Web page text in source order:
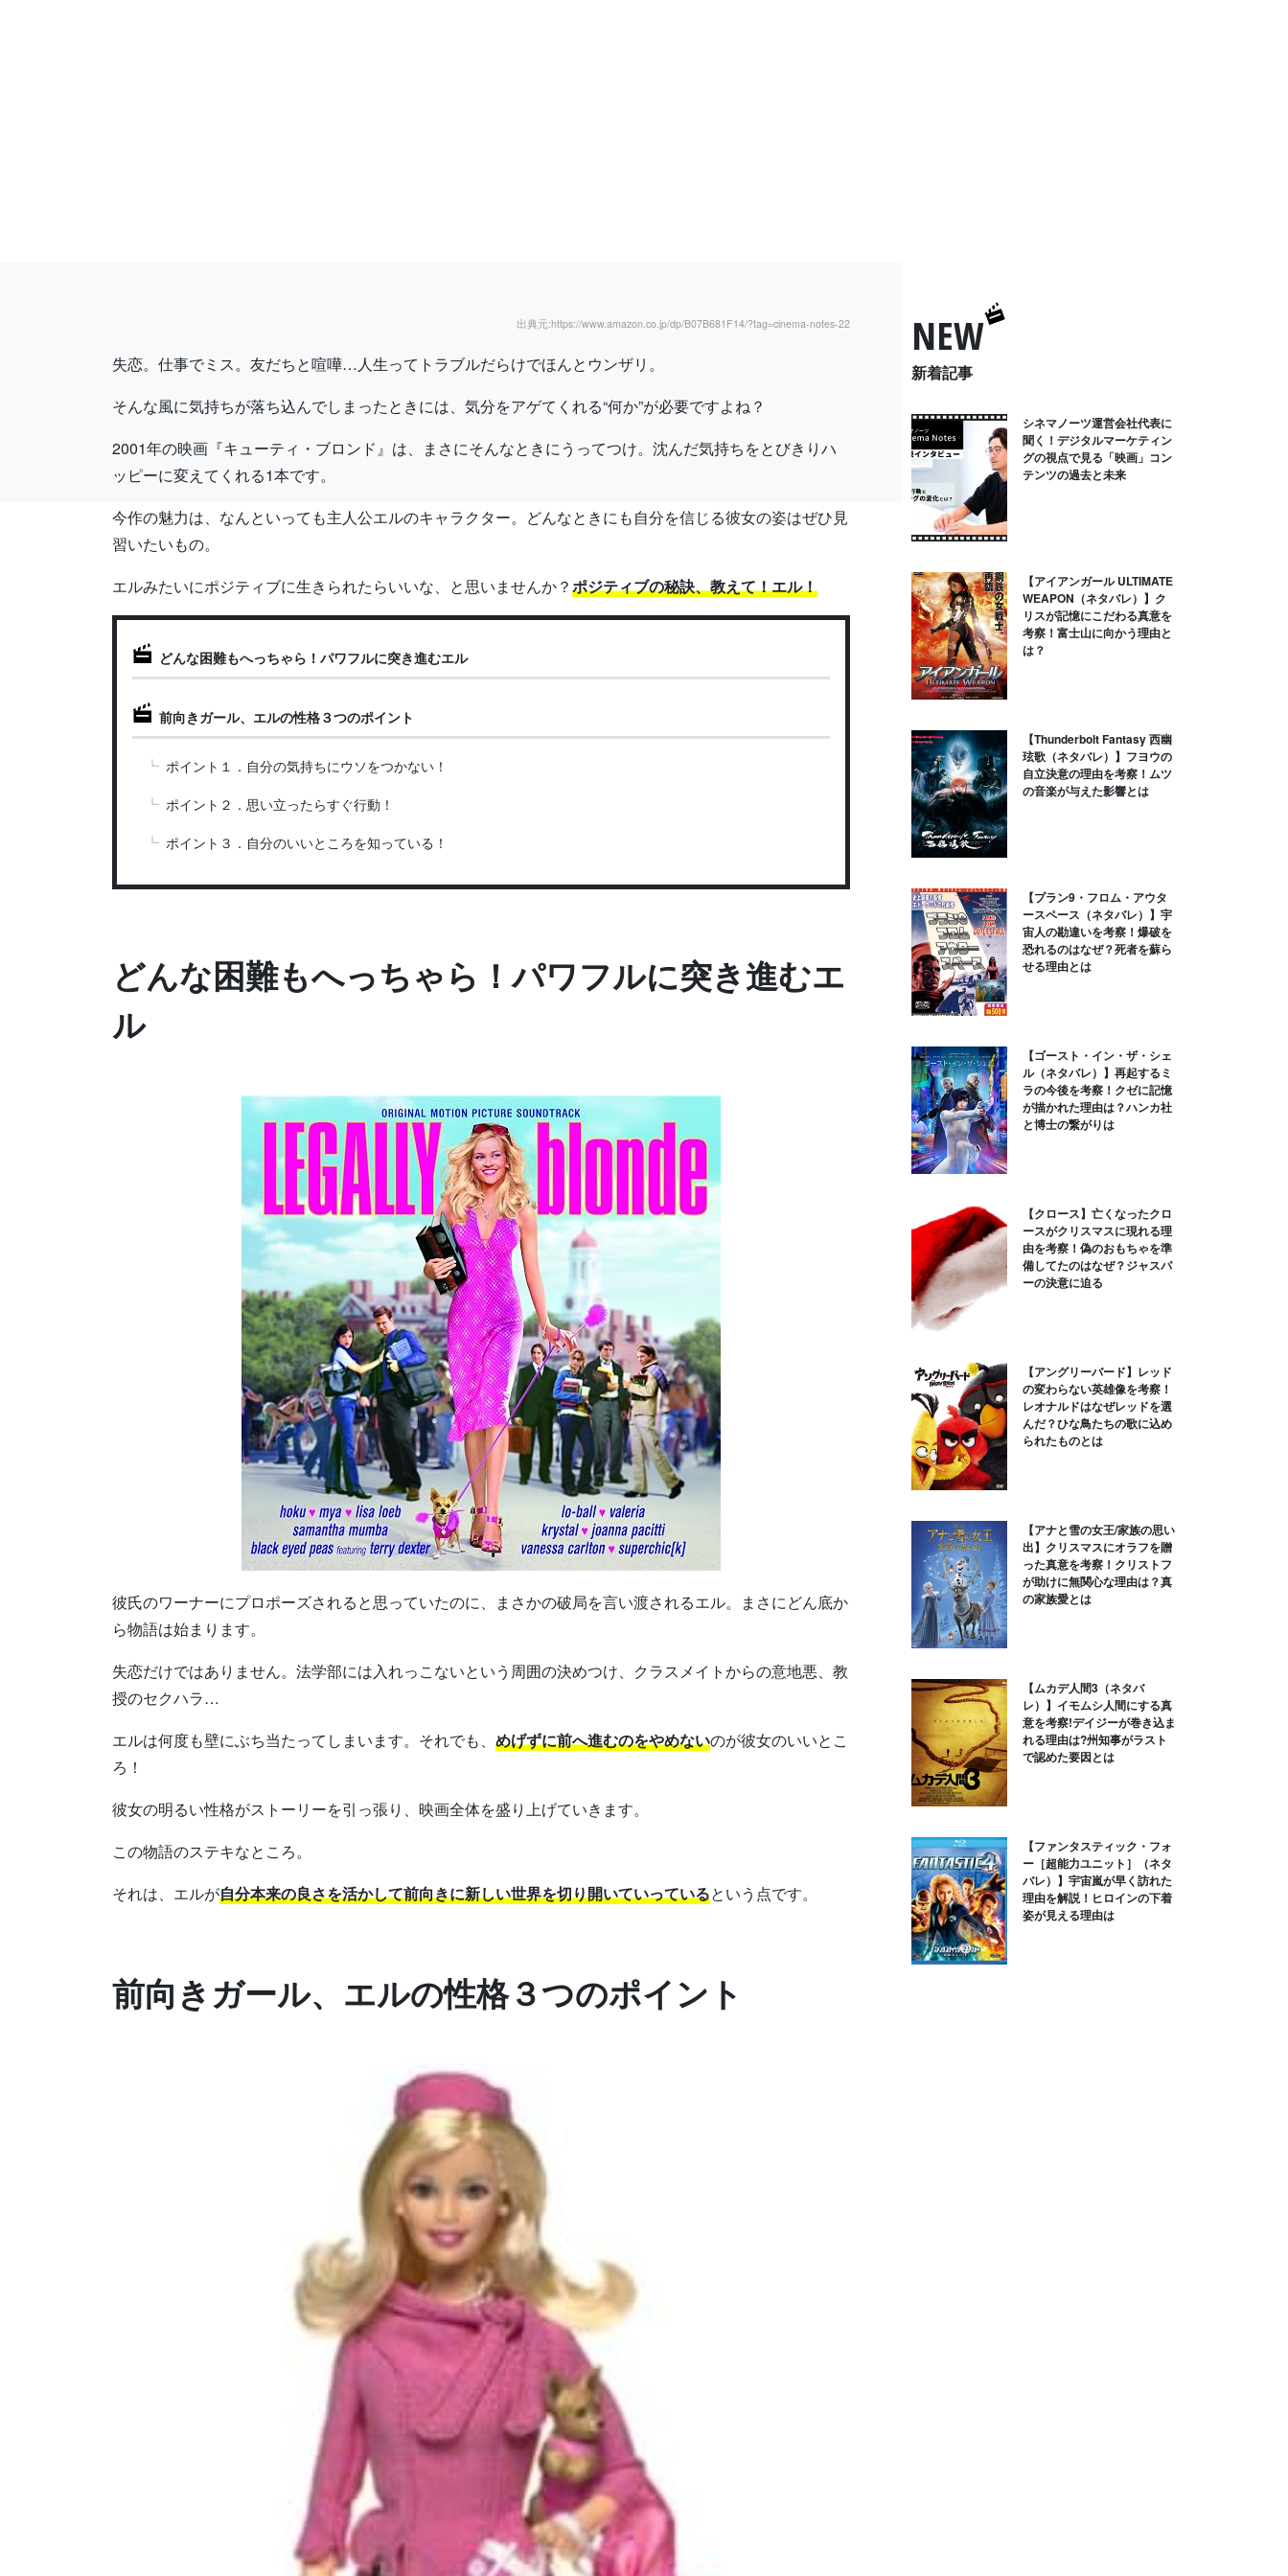
出典元:https://www.amazon.co.jp/dp/B07B681F14/?tag=cinema-notes-22
失恋。仕事でミス。友だちと喧嘩…人生ってトラブルだらけでほんとウンザリ。
そんな風に気持ちが落ち込んでしまったときには、気分をアゲてくれる“何か”が必要ですよね？
2001年の映画『キューティ・ブロンド』は、まさにそんなときにうってつけ。沈んだ気持ちをとびきりハ
ッピーに変えてくれる1本です。
今作の魅力は、なんといっても主人公エルのキャラクター。どんなときにも自分を信じる彼女の姿はぜひ見
習いたいもの。
エルみたいにポジティブに生きられたらいいな、と思いませんか？ポジティブの秘訣、教えて！エル！
どんな困難もへっちゃら！パワフルに突き進むエル
前向きガール、エルの性格３つのポイント
ポイント１．自分の気持ちにウソをつかない！
ポイント２．思い立ったらすぐ行動！
ポイント３．自分のいいところを知っている！
どんな困難もへっちゃら！パワフルに突き進むエ
ル
彼氏のワーナーにプロポーズされると思っていたのに、まさかの破局を言い渡されるエル。まさにどん底か
ら物語は始まります。
失恋だけではありません。法学部には入れっこないという周囲の決めつけ、クラスメイトからの意地悪、教
授のセクハラ…
エルは何度も壁にぶち当たってしまいます。それでも、 めげずに前へ進むのをやめないのが彼女のいいとこ
ろ！
彼女の明るい性格がストーリーを引っ張り、映画全体を盛り上げていきます。
この物語のステキなところ。
それは、エルが自分本来の良さを活かして前向きに新しい世界を切り開いていっているという点です。
前向きガール、エルの性格３つのポイント
NEW
新着記事
シネマノーツ運営会社代表に
聞く！デジタルマーケティン
グの視点で見る「映画」コン
テンツの過去と未来
【アイアンガール ULTIMATE
WEAPON（ネタバレ）】ク
リスが記憶にこだわる真意を
考察！富士山に向かう理由と
は？
【Thunderbolt Fantasy 西幽
玹歌（ネタバレ）】フヨウの
自立決意の理由を考察！ムツ
の音楽が与えた影響とは
【プラン9・フロム・アウタ
ースペース（ネタバレ）】宇
宙人の勘違いを考察！爆破を
恐れるのはなぜ？死者を蘇ら
せる理由とは
【ゴースト・イン・ザ・シェ
ル（ネタバレ）】再起するミ
ラの今後を考察！クゼに記憶
が描かれた理由は？ハンカ社
と博士の繋がりは
【クロース】亡くなったクロ
ースがクリスマスに現れる理
由を考察！偽のおもちゃを準
備してたのはなぜ？ジャスパ
ーの決意に迫る
【アングリーバード】レッド
の変わらない英雄像を考察！
レオナルドはなぜレッドを選
んだ？ひな鳥たちの歌に込め
られたものとは
【アナと雪の女王/家族の思い
出】クリスマスにオラフを贈
った真意を考察！クリストフ
が助けに無関心な理由は？真
の家族愛とは
【ムカデ人間3（ネタバ
レ）】イモムシ人間にする真
意を考察!デイジーが巻き込ま
れる理由は?州知事がラスト
で認めた要因とは
【ファンタスティック・フォ
ー［超能力ユニット］（ネタ
バレ）】宇宙嵐が早く訪れた
理由を解説！ヒロインの下着
姿が見える理由は